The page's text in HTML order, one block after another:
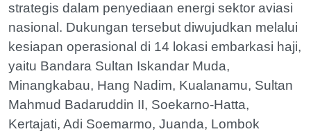
strategis dalam penyediaan energi sektor aviasi
nasional. Dukungan tersebut diwujudkan melalui
kesiapan operasional di 14 lokasi embarkasi haji,
yaitu Bandara Sultan Iskandar Muda,
Minangkabau, Hang Nadim, Kualanamu, Sultan
Mahmud Badaruddin II, Soekarno-Hatta,
Kertajati, Adi Soemarmo, Juanda, Lombok